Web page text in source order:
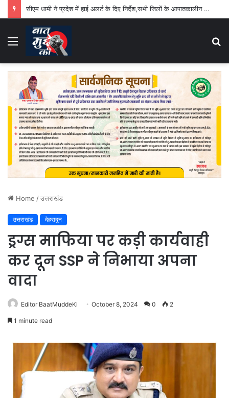
सीएम धामी ने प्रदेश में हाई अलर्ट के दिए निर्देश,सभी जिलों के आपातकालीन परिचालन केंद्र 24 घंटे रहेंगे सक्रिय
Menu
Home /उत्तराखंड
उत्तराखंड देहरादून
ड्रग्स माफिया पर कड़ी कार्यवाही
कर दून SSP ने निभाया अपना
वादा
Editor BaatMuddeKi October 8, 2024 0 2
1 minute read